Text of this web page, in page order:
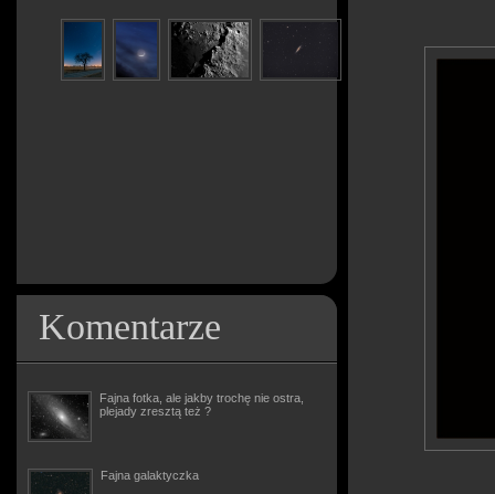
Komentarze
Fajna fotka, ale jakby trochę nie ostra,
plejady zresztą też ?
Fajna galaktyczka